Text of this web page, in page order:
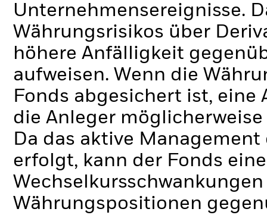
Unternehmensereignisse.
Währungsrisikos über
höhere Anfälligkeit
aufweisen. Wenn die
Fonds abgesichert ist,
die Anleger
Da das aktive
erfolgt, kann der Fonds
Währungspositionen